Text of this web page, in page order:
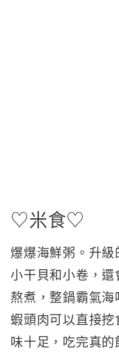
♡米食♡
爆爆海鮮粥。升級
小干貝和小卷，
熬煮，整鍋霸氣
蝦頭肉可以直接
味十足，吃完真的